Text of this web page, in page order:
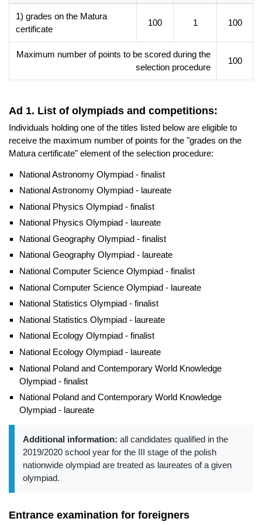
Instytucje i urzędy zajmujące się zarządzaniem kryzysowym
Jednostki publiczne i prywatne firmy przygotowujące raporty
Additional information
1) grades on the Matura
certificate
100 1 100
Maximum number of points to be scored during the
selection procedure
100
Ad 1. List of olympiads and competitions:
Individuals holding one of the titles listed below are eligible to
receive the maximum number of points for the "grades on the
Matura certificate" element of the selection procedure:
National Astronomy Olympiad - finalist
National Astronomy Olympiad - laureate
National Physics Olympiad - finalist
National Physics Olympiad - laureate
National Geography Olympiad - finalist
National Geography Olympiad - laureate
National Computer Science Olympiad - finalist
National Computer Science Olympiad - laureate
National Statistics Olympiad - finalist
National Statistics Olympiad - laureate
National Ecology Olympiad - finalist
National Ecology Olympiad - laureate
National Poland and Contemporary World Knowledge
Olympiad - finalist
National Poland and Contemporary World Knowledge
Olympiad - laureate
Additional information: all candidates qualified in the
2019/2020 school year for the III stage of the polish
nationwide olympiad are treated as laureates of a given
olympiad.
Entrance examination for foreigners